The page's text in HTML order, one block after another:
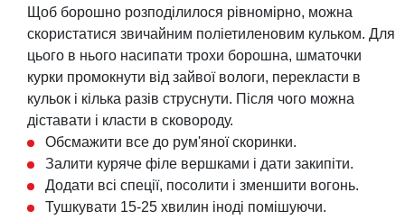
Щоб борошно розподілилося рівномірно, можна
скористатися звичайним поліетиленовим кульком. Для
цього в нього насипати трохи борошна, шматочки
курки промокнути від зайвої вологи, перекласти в
кульок і кілька разів струснути. Після чого можна
діставати і класти в сковороду.
Обсмажити все до рум'яної скоринки.
Залити куряче філе вершками і дати закипіти.
Додати всі спеції, посолити і зменшити вогонь.
Тушкувати 15-25 хвилин іноді помішуючи.